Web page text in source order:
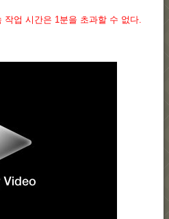
업 시간은 1분을 초과할 수 없다.